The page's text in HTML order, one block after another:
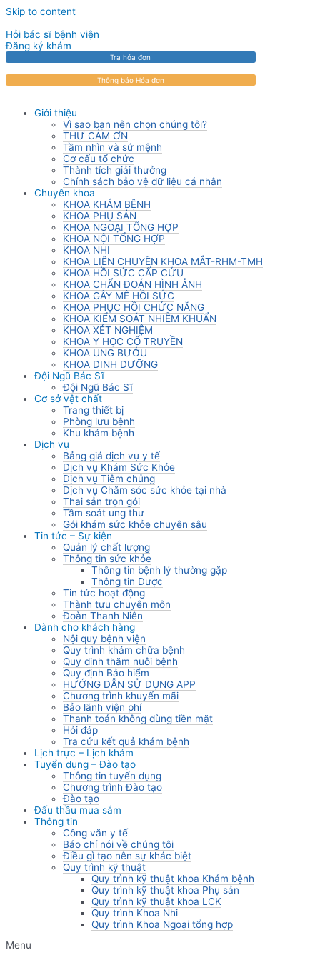
Skip to content
Hỏi bác sĩ bệnh viện
Đăng ký khám
Tra hóa đơn
Thông báo Hóa đơn
Giới thiệu
Vì sao bạn nên chọn chúng tôi?
THƯ CẢM ƠN
Tầm nhìn và sứ mệnh
Cơ cấu tổ chức
Thành tích giải thưởng
Chính sách bảo vệ dữ liệu cá nhân
Chuyên khoa
KHOA KHÁM BỆNH
KHOA PHỤ SẢN
KHOA NGOẠI TỔNG HỢP
KHOA NỘI TỔNG HỢP
KHOA NHI
KHOA LIÊN CHUYÊN KHOA MẮT-RHM-TMH
KHOA HỒI SỨC CẤP CỨU
KHOA CHẨN ĐOÁN HÌNH ẢNH
KHOA GÂY MÊ HỒI SỨC
KHOA PHỤC HỒI CHỨC NĂNG
KHOA KIỂM SOÁT NHIỄM KHUẨN
KHOA XÉT NGHIỆM
KHOA Y HỌC CỔ TRUYỀN
KHOA UNG BƯỚU
KHOA DINH DƯỠNG
Đội Ngũ Bác Sĩ
Đội Ngũ Bác Sĩ
Cơ sở vật chất
Trang thiết bị
Phòng lưu bệnh
Khu khám bệnh
Dịch vụ
Bảng giá dịch vụ y tế
Dịch vụ Khám Sức Khỏe
Dịch vụ Tiêm chủng
Dịch vụ Chăm sóc sức khỏe tại nhà
Thai sản trọn gói
Tầm soát ung thư
Gói khám sức khỏe chuyên sâu
Tin tức – Sự kiện
Quản lý chất lượng
Thông tin sức khỏe
Thông tin bệnh lý thường gặp
Thông tin Dược
Tin tức hoạt động
Thành tựu chuyên môn
Đoàn Thanh Niên
Dành cho khách hàng
Nội quy bệnh viện
Quy trình khám chữa bệnh
Quy định thăm nuôi bệnh
Quy định Bảo hiểm
HƯỚNG DẪN SỬ DỤNG APP
Chương trình khuyến mãi
Bảo lãnh viện phí
Thanh toán không dùng tiền mặt
Hỏi đáp
Tra cứu kết quả khám bệnh
Lịch trực – Lịch khám
Tuyển dụng – Đào tạo
Thông tin tuyển dụng
Chương trình Đào tạo
Đào tạo
Đấu thầu mua sắm
Thông tin
Công văn y tế
Báo chí nói về chúng tôi
Điều gì tạo nên sự khác biệt
Quy trình kỹ thuật
Quy trình kỹ thuật khoa Khám bệnh
Quy trình kỹ thuật khoa Phụ sản
Quy trình kỹ thuật khoa LCK
Quy trình Khoa Nhi
Quy trình Khoa Ngoại tổng hợp
Menu